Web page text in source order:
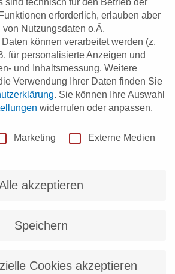
Code“ Teil 3: Sicherheitsaspekte
bieten enormes Potenzial – aber nur,
auch sicher nutzen. Im Blogbeitrag
passgenau auswählen: So findet
erforderlich, erlauben aber
Nutzungsdaten o.Ä.
können verarbeitet werden (z.
für personalisierte Anzeigen und
und Inhaltsmessung. Weitere
Verwendung Ihrer Daten finden Sie
. Sie können Ihre Auswahl
widerrufen oder anpassen.
Marketing Externe Medien
akzeptieren
Speichern
Cookies akzeptieren